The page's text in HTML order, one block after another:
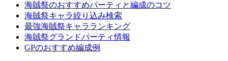
海賊祭のおすすめパーティと編成のコツ
海賊祭キャラ絞り込み検索
最強海賊祭キャラランキング
海賊祭グランドパーティ情報
GPのおすすめ編成例